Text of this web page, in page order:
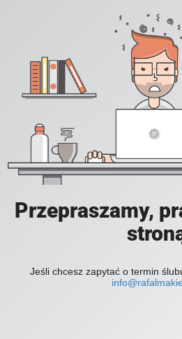
Przepraszamy,
Jeśli chcesz zapytać o termin